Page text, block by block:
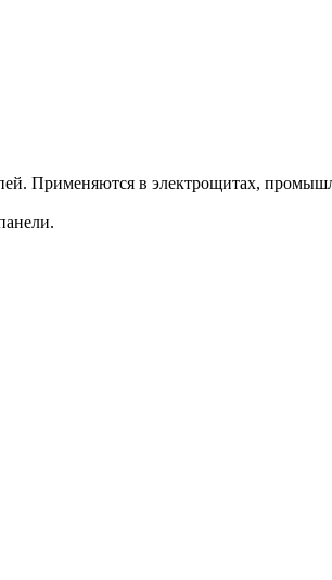
Применяются в электрощитах,